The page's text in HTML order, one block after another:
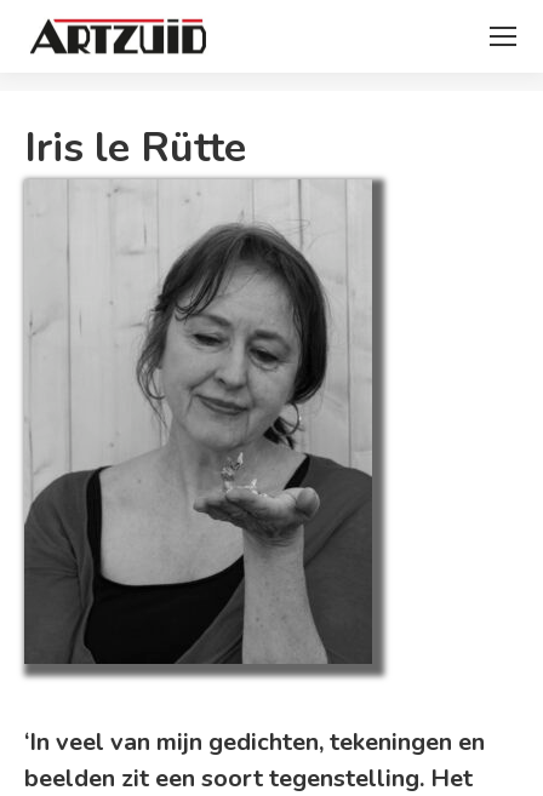
Iris le Rütte
‘In veel van mijn gedichten, tekeningen en
beelden zit een soort tegenstelling. Het